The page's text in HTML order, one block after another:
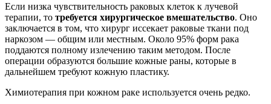
Если низка чувствительность раковых клеток к лучевой
терапии, то требуется хирургическое вмешательство. Оно
заключается в том, что хирург иссекает раковые ткани под
наркозом — общим или местным. Около 95% форм рака
поддаются полному излечению таким методом. После
операции образуются большие кожные раны, которые в
дальнейшем требуют кожную пластику.
Химиотерапия при кожном раке используется очень редко.